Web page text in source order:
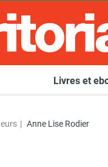
Livres et
Anne Lise Rodier